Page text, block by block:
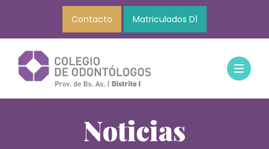
Contacto Matriculados D1
Noticias